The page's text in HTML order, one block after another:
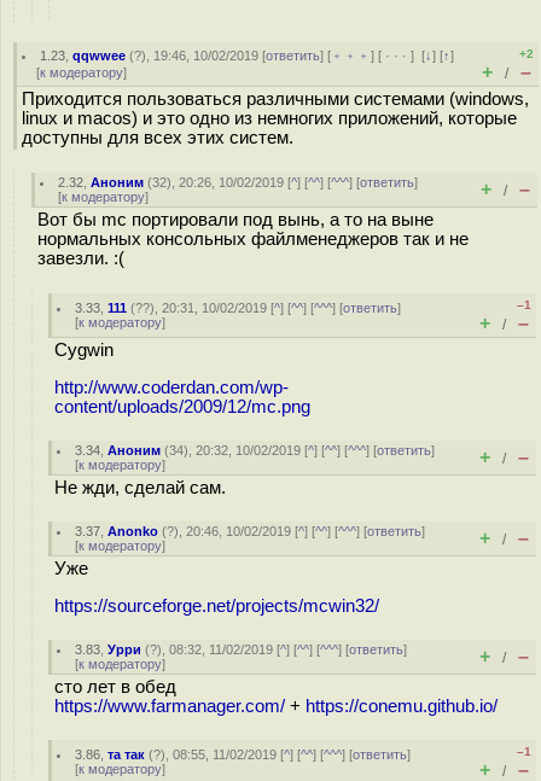
1.23 ,qqwwee (?), 19:46, 10/02/2019 [ответить] [ ﹢﹢﹢] [ · · ·][↓] [↑]
[к модератору]
+2
+ / –
Приходится пользоваться различными системами (windows,
linux и macos) и это одно из немногих приложений, которые
доступны для всех этих систем.
2.32 ,Аноним (32), 20:26, 10/02/2019 [^] [^^] [^^^] [ответить]
[к модератору] + / –
Вот бы mc портировали под вынь, а то на выне
нормальных консольных файлменеджеров так и не
завезли. :(
3.33 ,111 (??), 20:31, 10/02/2019 [^] [^^] [^^^] [ответить]
[к модератору]
–1
+ / –
Cygwin
http://www.coderdan.com/wp-
content/uploads/2009/12/mc.png
3.34 ,Аноним (34), 20:32, 10/02/2019 [^] [^^] [^^^] [ответить]
[к модератору] + / –
Не жди, сделай сам.
3.37 ,Anonko (?), 20:46, 10/02/2019 [^] [^^] [^^^] [ответить]
[к модератору] + / –
Уже
https://sourceforge.net/projects/mcwin32/
3.83 ,Урри (?), 08:32, 11/02/2019 [^] [^^] [^^^] [ответить]
[к модератору] + / –
сто лет в обед
https://www.farmanager.com/ + https://conemu.github.io/
3.86 ,та так (?), 08:55, 11/02/2019 [^] [^^] [^^^] [ответить]
[к модератору]
–1
+ / –